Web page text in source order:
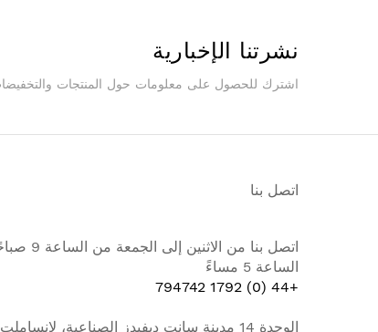
نشرتنا الإخبارية
اشترك للحصول على معلومات حول المنتجات
اتصل بنا
اتصل بنا من
الساعة 5 مساءً
+44 (0) 1792 794742
الوحدة 14 مدينة سانت ديفيدز الصناعية،